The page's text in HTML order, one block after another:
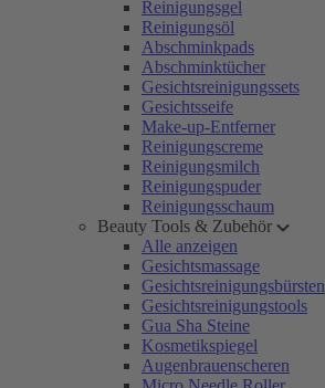
Reinigungsgel
Reinigungsöl
Abschminkpads
Abschminktücher
Gesichtsreinigungssets
Gesichtsseife
Make-up-Entferner
Reinigungscreme
Reinigungsmilch
Reinigungspuder
Reinigungsschaum
Beauty Tools & Zubehör
Alle anzeigen
Gesichtsmassage
Gesichtsreinigungsbürsten
Gesichtsreinigungstools
Gua Sha Steine
Kosmetikspiegel
Augenbrauenscheren